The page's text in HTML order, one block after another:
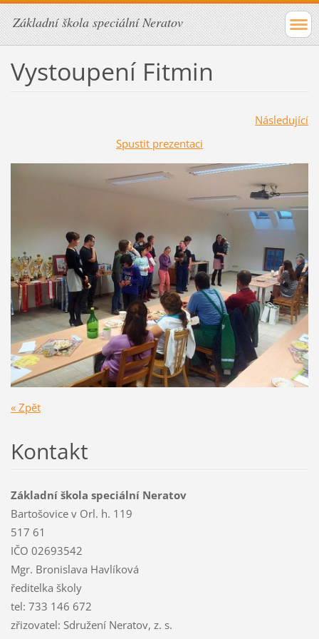
Základní škola speciální Neratov
Vystoupení Fitmin
Následující
Spustit prezentaci
« Zpět
Kontakt
Základní škola speciální Neratov
Bartošovice v Orl. h. 119
517 61
IČO 02693542
Mgr. Bronislava Havlíková
ředitelka školy
tel: 733 146 672
zřizovatel: Sdružení Neratov, z. s.